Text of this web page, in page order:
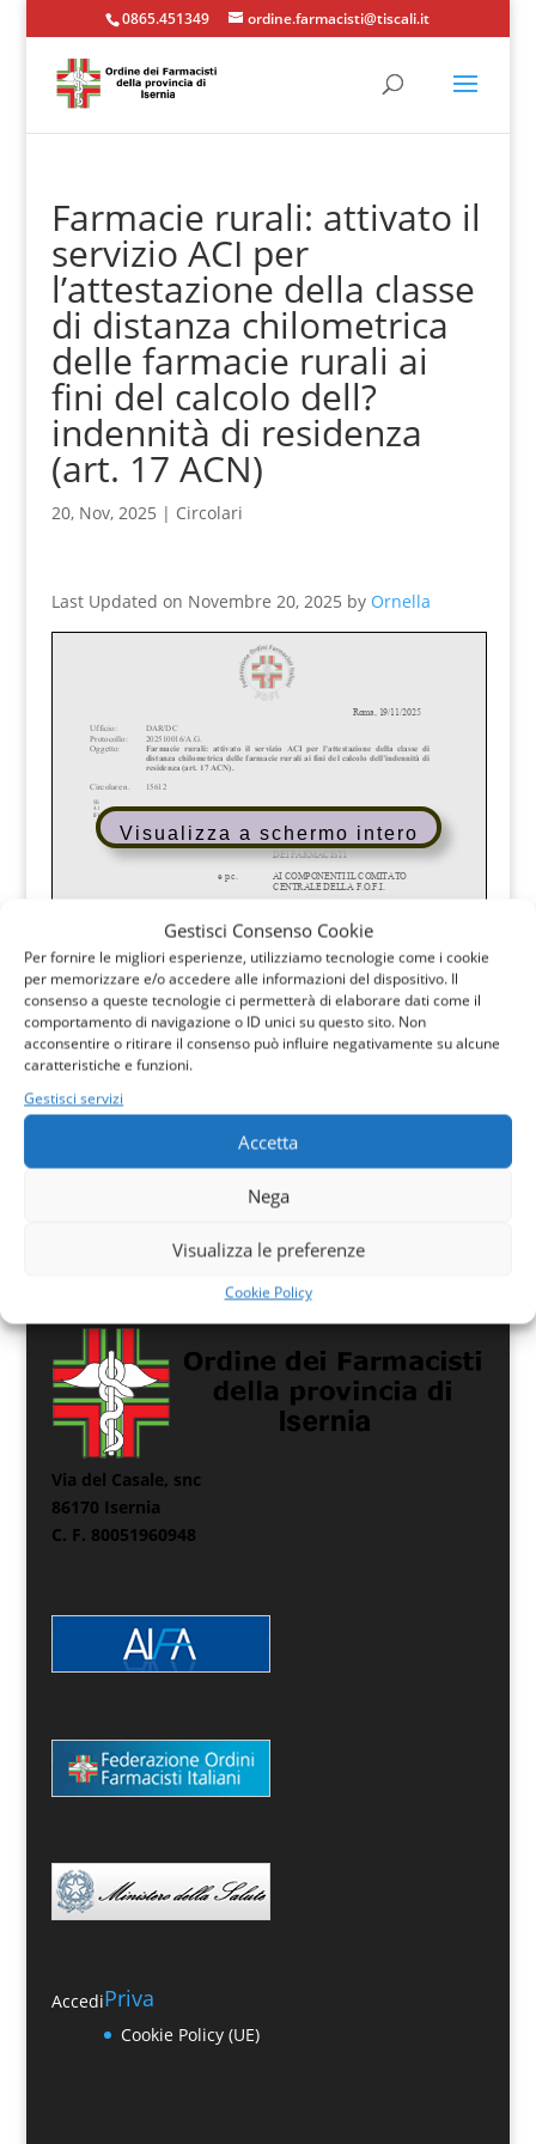
Gestisci Consenso Cookie
Per fornire le migliori esperienze, utilizziamo tecnologie come i cookie
per memorizzare e/o accedere alle informazioni del dispositivo. Il
consenso a queste tecnologie ci permetterà di elaborare dati come il
comportamento di navigazione o ID unici su questo sito. Non
acconsentire o ritirare il consenso può influire negativamente su alcune
caratteristiche e funzioni.
Gestisci servizi
Accetta
Nega
Visualizza le preferenze
Cookie Policy
0865.451349 ordine.farmacisti@tiscali.it
Farmacie rurali: attivato il
servizio ACI per
l’attestazione della classe
di distanza chilometrica
delle farmacie rurali ai
fini del calcolo dell?
indennità di residenza
(art. 17 ACN)
20, Nov, 2025 | Circolari
Last Updated on Novembre 20, 2025 by Ornella
Visualizza a schermo intero
Via del Casale, snc
86170 Isernia
C. F. 80051960948
AccediPriva
Cookie Policy (UE)